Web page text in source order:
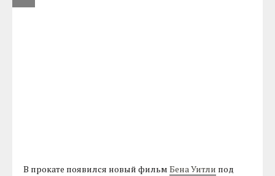
В прокате появился новый фильмБена Уитли под